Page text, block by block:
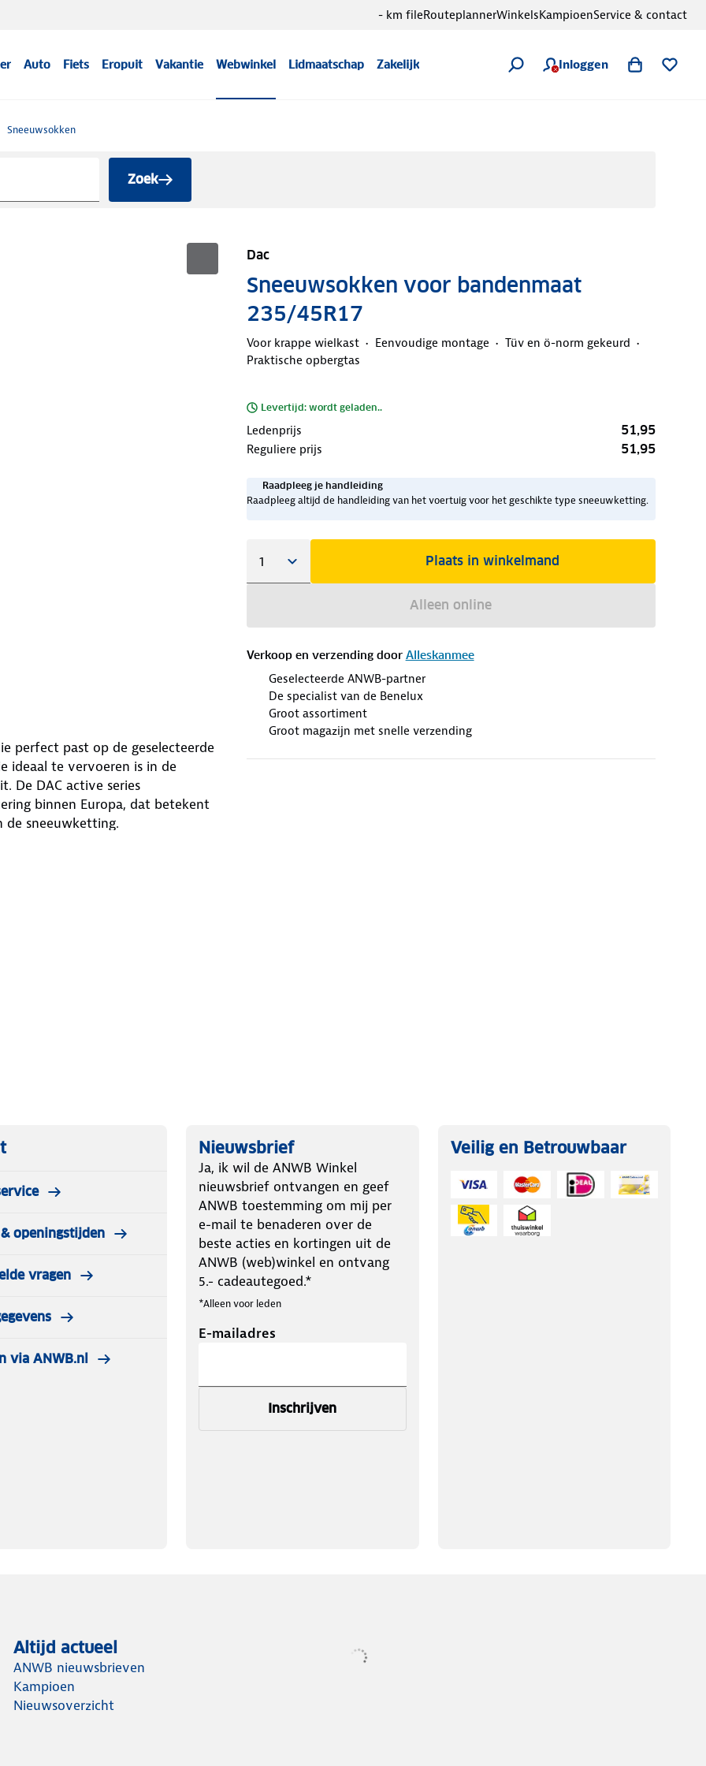
Auto Fiets Eropuit Vakantie Webwinkel Lidmaatschap Zakelijk Inloggen
- km fileRouteplannerWinkelsKampioenService & contact
Sneeuwsokken
Zoek
Dac
Sneeuwsokken voor bandenmaat
235/45R17
Voor krappe wielkast Eenvoudige montage
Tüv en ö-norm gekeurd
Praktische opbergtas
Levertijd: wordt geladen..
Ledenprijs 51,95
Reguliere prijs 51,95
Raadpleeg je handleiding
Raadpleeg altijd de handleiding van het voertuig voor het geschikte type sneeuwketting.
Plaats in winkelmand
Alleen online
Verkoop en verzending door Alleskanmee
Geselecteerde ANWB-partner
De specialist van de Benelux
Groot assortiment
Groot magazijn met snelle verzending
perfect past op de geselecteerde
ideaal te vervoeren is in de
De DAC active series
binnen Europa, dat betekent
sneeuwketting.
voor de momenten wanneer er
heeft het Europese keurmerk (EN-
zijn en gezien worden
in Oostenrijk). De DAC-
en bestelwagens. De
waar heel weinig ruimte achter
millimeter dik is.
1
eerste kunt pakken wanneer je ze
om met je knieën op te zitten,
openingstijden
vragen
via ANWB.nl
Nieuwsbrief
Ja, ik wil de ANWB Winkel
nieuwsbrief ontvangen en geef
ANWB toestemming om mij per
e-mail te benaderen over de
beste acties en kortingen uit de
ANWB (web)winkel en ontvang
5.- cadeautegoed.*
*Alleen voor leden
E-mailadres
Inschrijven
Veilig en Betrouwbaar
Altijd actueel
ANWB nieuwsbrieven
Kampioen
Nieuwsoverzicht